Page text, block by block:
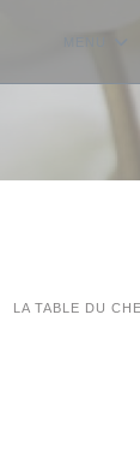
LA TABLE DU